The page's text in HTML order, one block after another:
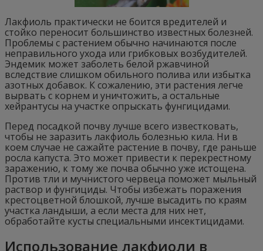
Лакфиоль практически не боится вредителей и
стойко переносит большинство известных болезней.
Проблемы с растением обычно начинаются после
неправильного ухода или грибковых возбудителей.
Эндемик может заболеть белой ржавчиной
вследствие слишком обильного полива или избытка
азотных добавок. К сожалению, эти растения легче
вырвать с корнем и уничтожить, а остальные
хейрантусы на участке опрыскать фунгицидами.
Перед посадкой почву лучше всего известковать,
чтобы не заразить лакфиоль болезнью кила. Ни в
коем случае не сажайте растение в почву, где раньше
росла капуста. Это может привести к перекрестному
заражению, к тому же почва обычно уже истощена.
Против тли и мучнистого червеца поможет мыльный
раствор и фунгициды. Чтобы избежать поражения
крестоцветной блошкой, лучше высадить по краям
участка ландыши, а если места для них нет,
обработайте кусты специальными инсектицидами.
Использование лакфиоли в